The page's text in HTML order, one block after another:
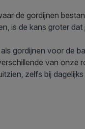
de gordijnen
is de kans groter dat
gordijnen voor de
van
zelfs bij dagelijks